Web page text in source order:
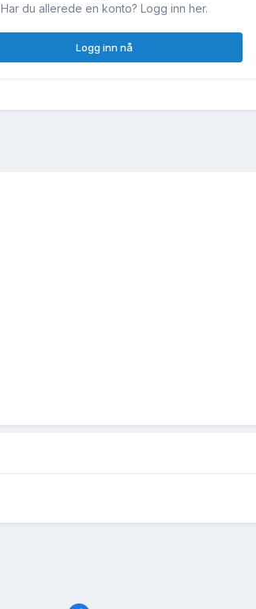
Har du allerede en konto? Logg inn her.
Logg inn nå